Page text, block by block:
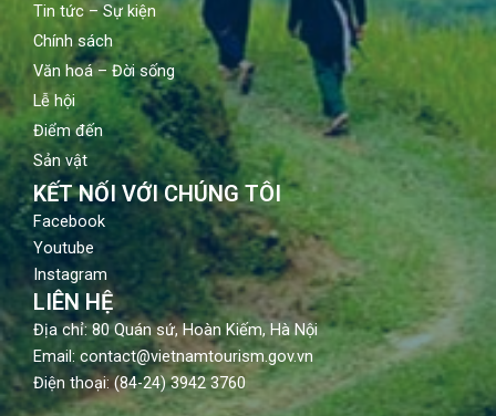
Tin tức – Sự kiện
Chính sách
Văn hoá – Đời sống
Lễ hội
Điểm đến
Sản vật
KẾT NỐI VỚI CHÚNG TÔI
Facebook
Youtube
Instagram
LIÊN HỆ
Địa chỉ: 80 Quán sứ, Hoàn Kiếm, Hà Nội
Email: contact@vietnamtourism.gov.vn
Điện thoại: (84-24) 3942 3760